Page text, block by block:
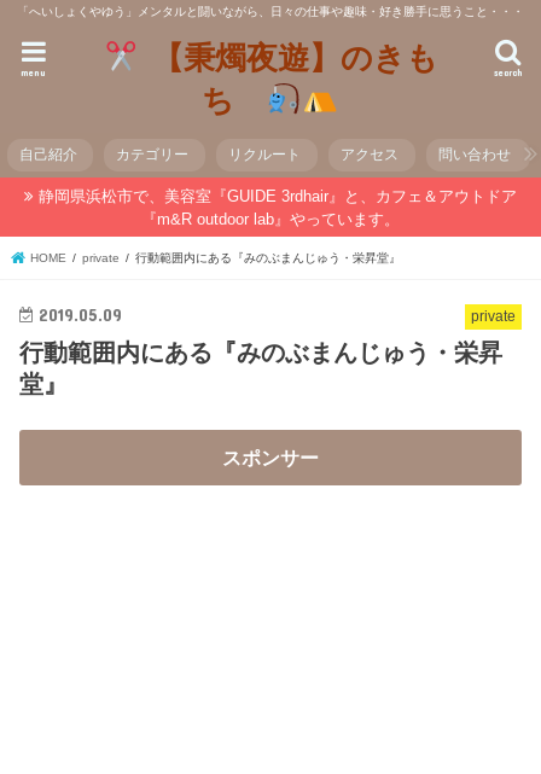
「へいしょくやゆう」メンタルと闘いながら、日々の仕事や趣味・好き勝手に思うこと・・・
【秉燭夜遊】のきも
ち
search
menu
自己紹介 カテゴリー リクルート アクセス 問い合わせ
静岡県浜松市で、美容室『GUIDE 3rdhair』と、カフェ＆アウトドア
『m&R outdoor lab』やっています。
HOME private 行動範囲内にある『みのぶまんじゅう・栄昇堂』
private
2019.05.09
行動範囲内にある『みのぶまんじゅう・栄昇
堂』
スポンサー